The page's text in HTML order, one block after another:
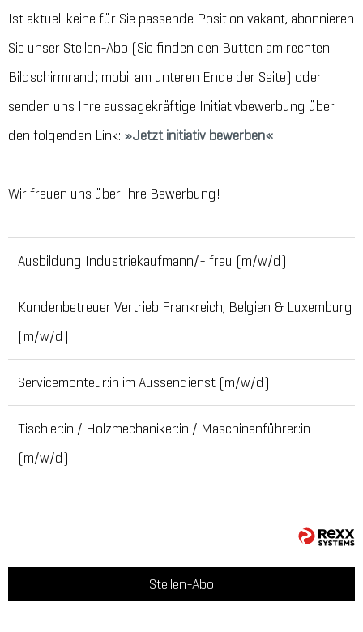
Ist aktuell keine für Sie passende Position vakant, abonnieren
Sie unser Stellen-Abo (Sie finden den Button am rechten
Bildschirmrand; mobil am unteren Ende der Seite) oder
senden uns Ihre aussagekräftige Initiativbewerbung über
den folgenden Link:
Jetzt initiativ bewerben
Wir freuen uns über Ihre Bewerbung!
Ausbildung Industriekaufmann/- frau (m/w/d)
Kundenbetreuer Vertrieb Frankreich, Belgien & Luxemburg
(m/w/d)
Servicemonteur:in im Aussendienst (m/w/d)
Tischler:in / Holzmechaniker:in / Maschinenführer:in
(m/w/d)
Stellen-Abo